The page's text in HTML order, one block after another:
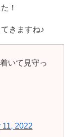
！
きますね♪
いて見守っ
11, 2022